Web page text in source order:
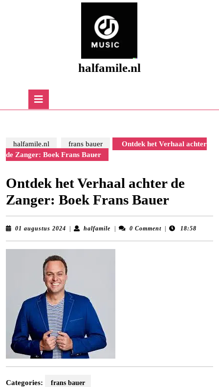
halfamile.nl
halfamile.nl frans bauer
Ontdek het Verhaal achter
de Zanger: Boek Frans Bauer
Ontdek het Verhaal achter de
Zanger: Boek Frans Bauer
01 augustus 2024 01
halfamile halfamile0 Comment 18:58
Categories: frans bauer